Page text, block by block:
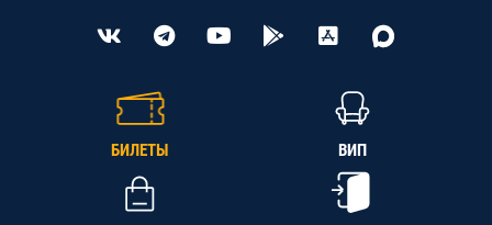
БИЛЕТЫ ВИП